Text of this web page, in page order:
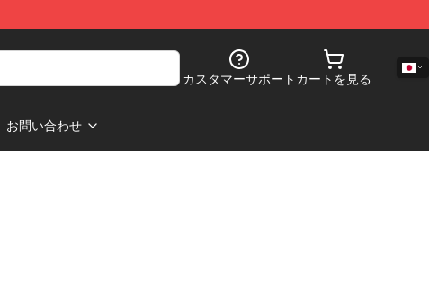
カスタマーサポート カートを見る
お問い合わせ